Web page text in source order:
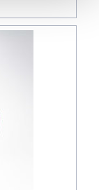
používame
Títo partneri
ďalšími
vás získali,